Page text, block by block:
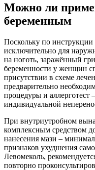
Можно ли
беременным
Поскольку по инструкции
исключительно для
на ноготь, заражённый
беременности у женщин
присутствии в схеме
предварительно
процедуры и аллерготест
индивидуальной
При внутриутробном
комплексным средством
нанесения мази –
признаков ухудшения
Левомеколь,
повторно